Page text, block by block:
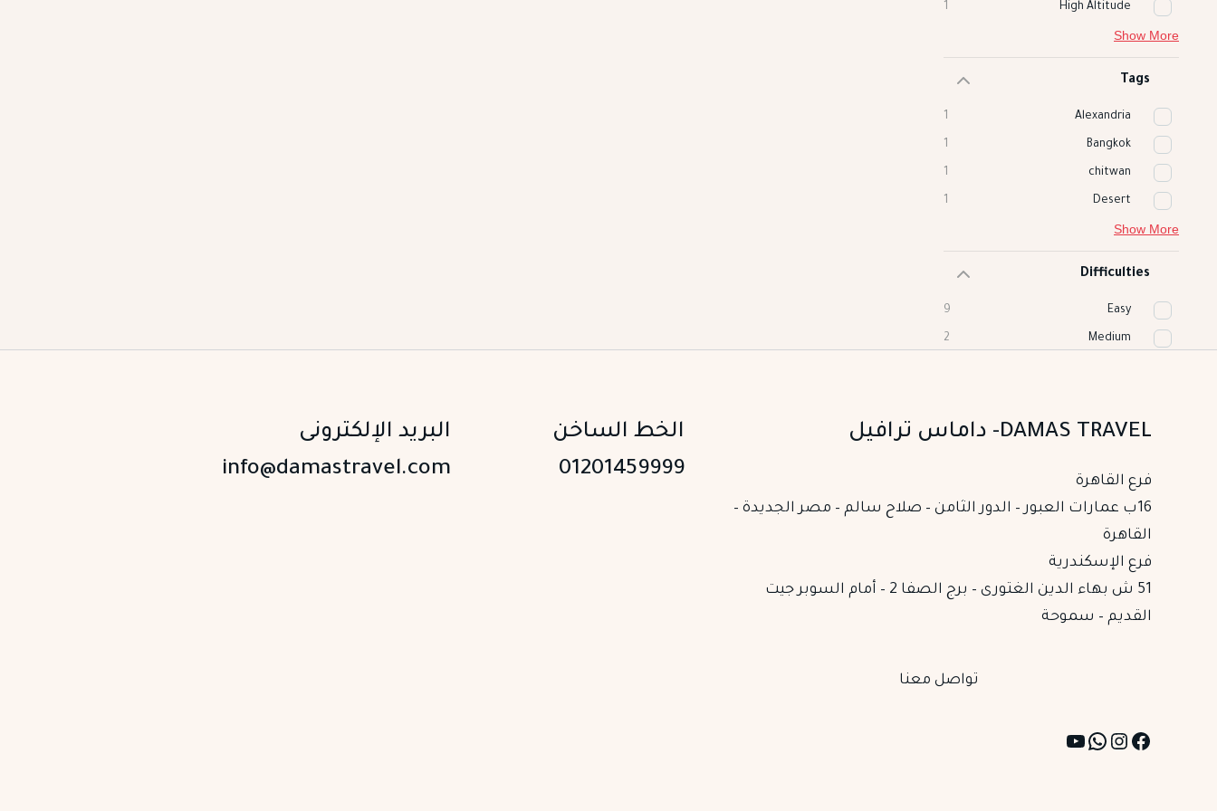
High Altitude
1
Show More
Tags
Alexandria
1
Bangkok
1
chitwan
1
Desert
1
Show More
Difficulties
Easy
9
Medium
2
DAMAS TRAVEL- داماس ترافيل
فرع القاهرة
16ب عمارات العبور – الدور الثامن – صلاح سالم – مصر الجديدة –
القاهرة
فرع الإسكندرية
51 ش بهاء الدين الغتورى – برج الصفا 2 – أمام السوبر جيت
القديم – سموحة
تواصل معنا
Facebook
Instagram
WhatsApp
YouTube
الخط الساخن
01201459999
البريد الإلكترونى
info@damastravel.com